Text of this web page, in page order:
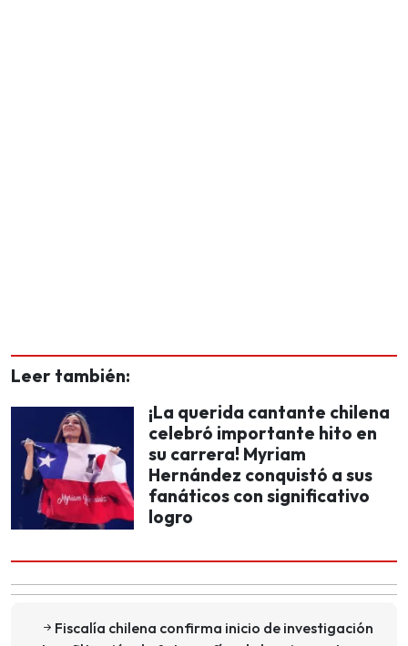
Leer también:
¡La querida cantante chilena
celebró importante hito en
su carrera! Myriam
Hernández conquistó a sus
fanáticos con significativo
logro
Fiscalía chilena confirma inicio de investigación